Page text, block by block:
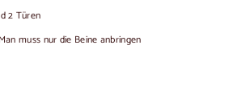
2 Türen
muss nur die Beine anbringen